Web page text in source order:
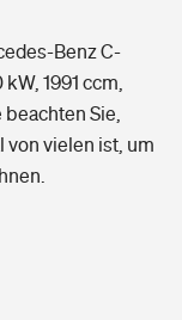
Benz C-
1991 ccm,
Sie,
von vielen ist, um